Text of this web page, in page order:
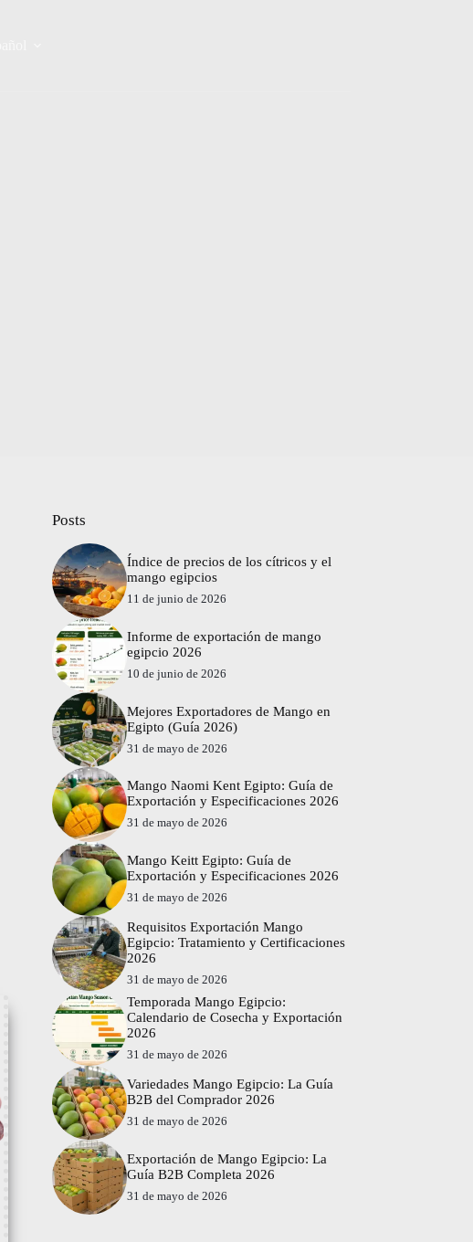
Posts
Índice de precios de los cítricos y el
mango egipcios
11 de junio de 2026
Informe de exportación de mango
egipcio 2026
10 de junio de 2026
Mejores Exportadores de Mango en
Egipto (Guía 2026)
31 de mayo de 2026
Mango Naomi Kent Egipto: Guía de
Exportación y Especificaciones 2026
31 de mayo de 2026
Mango Keitt Egipto: Guía de
Exportación y Especificaciones 2026
31 de mayo de 2026
Requisitos Exportación Mango
Egipcio: Tratamiento y Certificaciones
2026
31 de mayo de 2026
Temporada Mango Egipcio:
Calendario de Cosecha y Exportación
2026
31 de mayo de 2026
Variedades Mango Egipcio: La Guía
B2B del Comprador 2026
31 de mayo de 2026
Exportación de Mango Egipcio: La
Guía B2B Completa 2026
31 de mayo de 2026